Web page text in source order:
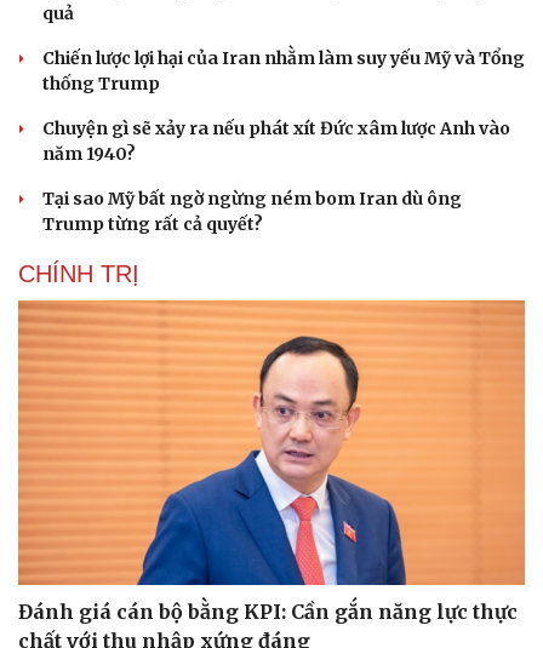
Cải chính
quả
Chiến lược lợi hại của Iran nhằm làm suy yếu Mỹ và Tổng
thống Trump
Chuyện gì sẽ xảy ra nếu phát xít Đức xâm lược Anh vào
năm 1940?
Tại sao Mỹ bất ngờ ngừng ném bom Iran dù ông
Trump từng rất cả quyết?
CHÍNH TRỊ
Đánh giá cán bộ bằng KPI: Cần gắn năng lực thực
chất với thu nhập xứng đáng